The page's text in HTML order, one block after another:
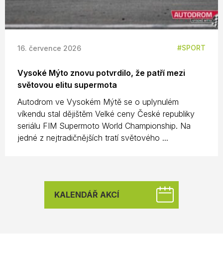
16. července 2026 SPORT
Vysoké Mýto znovu potvrdilo, že patří mezi
světovou elitu supermota
Autodrom ve Vysokém Mýtě se o uplynulém
víkendu stal dějištěm Velké ceny České republiky
seriálu FIM Supermoto World Championship. Na
jedné z nejtradičnějších tratí světového ...
KALENDÁŘ AKCÍ